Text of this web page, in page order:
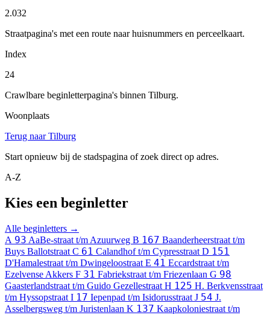
2.032
Straatpagina's met een route naar huisnummers en perceelkaart.
Index
24
Crawlbare beginletterpagina's binnen Tilburg.
Woonplaats
Terug naar Tilburg
Start opnieuw bij de stadspagina of zoek direct op adres.
A-Z
Kies een beginletter
Alle beginletters →
A 93 AaBe-straat t/m Azuurweg B 167 Baanderheerstraat t/m
Buys Ballotstraat C 61 Calandhof t/m Cypresstraat D 151
D'Hamalestraat t/m Dwingeloostraat E 41 Eccardstraat t/m
Ezelvense Akkers F 31 Fabriekstraat t/m Friezenlaan G 98
Gaasterlandstraat t/m Guido Gezellestraat H 125 H. Berkvensstraat
t/m Hyssopstraat I 17 Iepenpad t/m Isidorusstraat J 54 J.
Asselbergsweg t/m Juristenlaan K 137 Kaapkoloniestraat t/m